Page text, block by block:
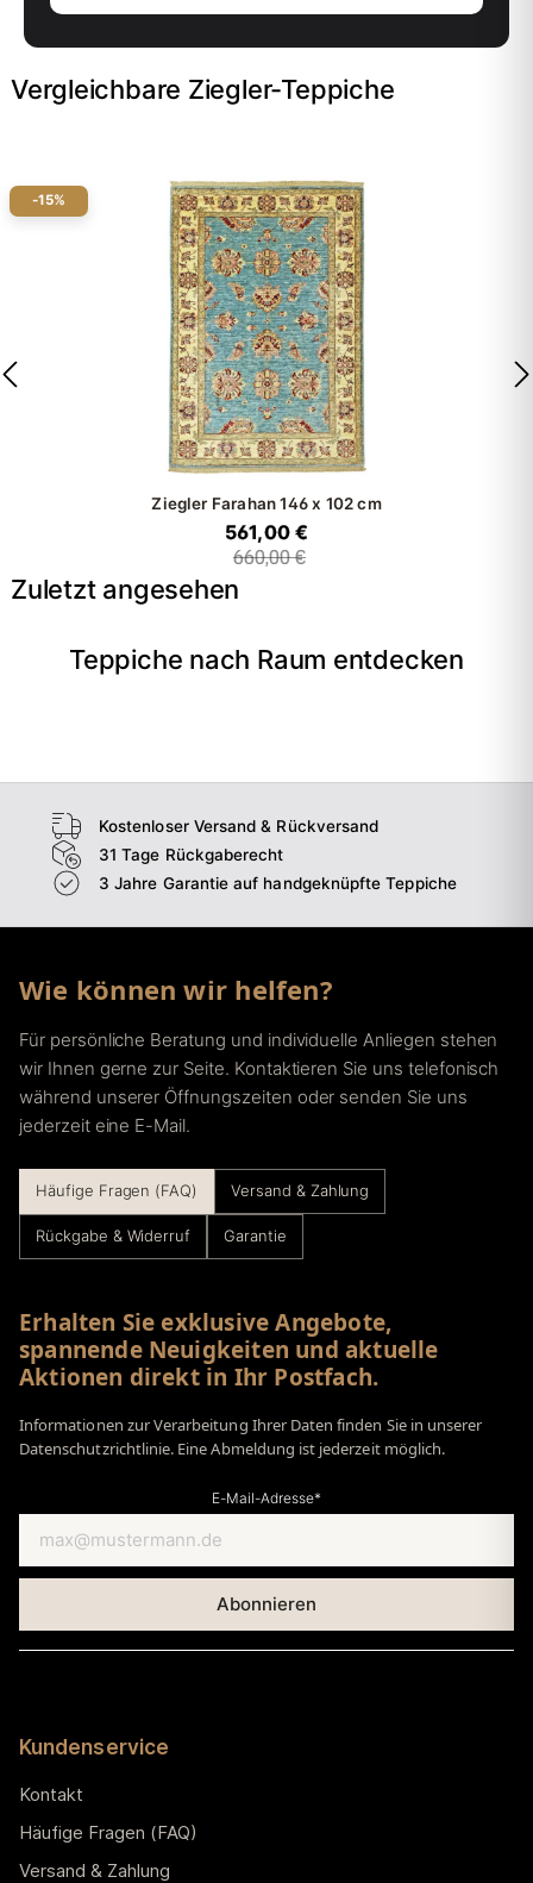
Vergleichbare Ziegler-Teppiche
-15%
Ziegler Farahan 146 x 102 cm
561,00 €
660,00 €
Zuletzt angesehen
Teppiche nach Raum entdecken
Wohnzimmer
Kostenloser Versand & Rückversand
31 Tage Rückgaberecht
3 Jahre Garantie auf handgeknüpfte Teppiche
Wie können wir helfen?
Für persönliche Beratung und individuelle Anliegen stehen
wir Ihnen gerne zur Seite. Kontaktieren Sie uns telefonisch
während unserer Öffnungszeiten oder senden Sie uns
jederzeit eine E-Mail.
Häufige Fragen (FAQ) Versand & Zahlung
Rückgabe & Widerruf Garantie
Erhalten Sie exklusive Angebote,
spannende Neuigkeiten und aktuelle
Aktionen direkt in Ihr Postfach.
Informationen zur Verarbeitung Ihrer Daten finden Sie in unserer
Datenschutzrichtlinie. Eine Abmeldung ist jederzeit möglich.
E-Mail-Adresse*
Kundenservice
Kontakt
Häufige Fragen (FAQ)
Versand & Zahlung